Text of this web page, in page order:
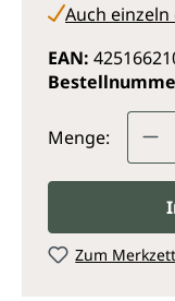
Auch
EAN:
Menge:
Zum